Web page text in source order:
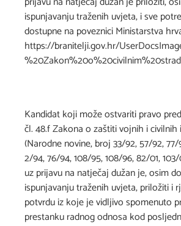
ispunjavanju traženih uvjeta, i sve
dostupne na poveznici Ministarstva
https://branitelji.gov.hr/
Kandidat koji može ostvariti pravo
čl. 48.f Zakona o zaštiti vojnih i civilnih
(Narodne novine, broj 33/92, 57/92,
2/94, 76/94, 108/95, 108/96, 82/01, 103/
uz prijavu na natječaj dužan je, osim
ispunjavanju traženih uvjeta, priložiti i
potvrdu iz koje je vidljivo spomenuto
prestanku radnog odnosa kod